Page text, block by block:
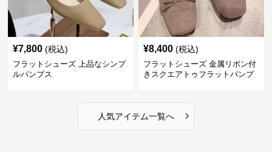
¥7,800 (税込)
フラットシューズ 上品なシンプ
ルパンプス
¥8,400 (税込)
フラットシューズ 金属リボン付
きスクエアトゥフラットパンプ
人気アイテム一覧へ ›